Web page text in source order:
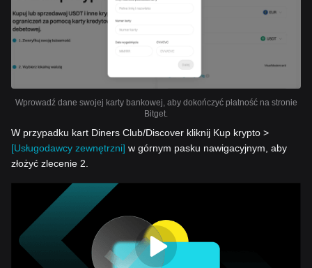
Wprowadź dane swojej karty bankowej, aby dokończyć płatność na stronie
Bitget.
W przypadku kart Diners Club/Discover kliknij Kup krypto >
[Usługodawcy zewnętrzni] w górnym pasku nawigacyjnym, aby
złożyć zlecenie 2.